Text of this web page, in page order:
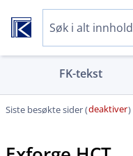
FK-tekst
Siste besøkte sider (deaktiver)